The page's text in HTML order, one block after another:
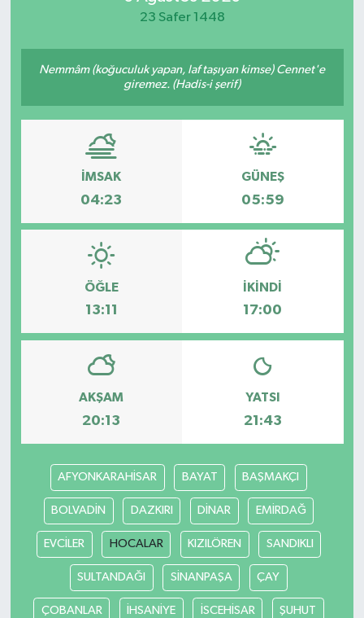
23 Safer 1448
Nemmâm (koğuculuk yapan, laf taşıyan kimse) Cennet'e
giremez. (Hadis-i şerif)
İMSAK
04:23
GÜNEŞ
05:59
ÖĞLE
13:11
İKINDI
17:00
AKŞAM
20:13
YATSI
21:43
AFYONKARAHİSAR BAYAT BAŞMAKÇI
BOLVADİN DAZKIRI DİNAR EMİRDAĞ
EVCİLER HOCALAR KIZILÖREN SANDIKLI
SULTANDAĞI SİNANPAŞA ÇAY
ÇOBANLAR İHSANİYE İSCEHİSAR ŞUHUT